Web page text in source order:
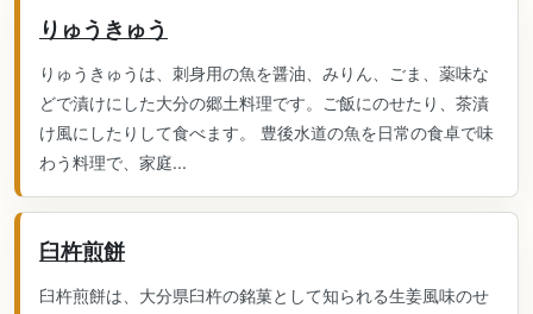
りゅうきゅう
りゅうきゅうは、刺身用の魚を醤油、みりん、ごま、薬味な
どで漬けにした大分の郷土料理です。ご飯にのせたり、茶漬
け風にしたりして食べます。 豊後水道の魚を日常の食卓で味
わう料理で、家庭...
臼杵煎餅
臼杵煎餅は、大分県臼杵の銘菓として知られる生姜風味のせ